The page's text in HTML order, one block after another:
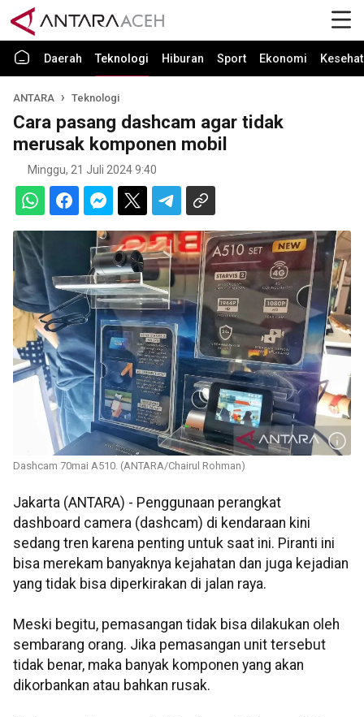
Daerah Teknologi Hiburan Sport Ekonomi
ANTARA Teknologi
Cara pasang dashcam agar tidak
merusak komponen mobil
Minggu, 21 Juli 2024 9:40
Dashcam 70mai A510. (ANTARA/Chairul Rohman)
Jakarta (ANTARA) - Penggunaan perangkat
dashboard camera (dashcam) di kendaraan kini
sedang tren karena penting untuk saat ini. Piranti ini
bisa merekam banyaknya kejahatan dan juga kejadian
yang tidak bisa diperkirakan di jalan raya.
Meski begitu, pemasangan tidak bisa dilakukan oleh
sembarang orang. Jika pemasangan unit tersebut
tidak benar, maka banyak komponen yang akan
dikorbankan atau bahkan rusak.